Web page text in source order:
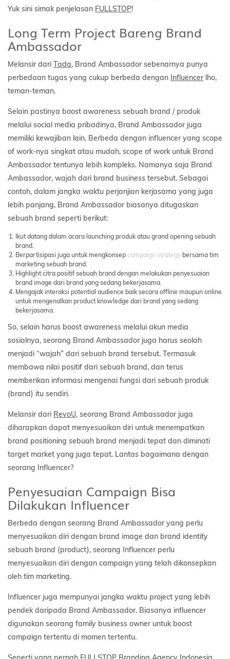
Yuk sini simak penjelasan FULLSTOP!
Long Term Project Bareng Brand
Ambassador
Melansir dari Tada, Brand Ambassador sebenarnya punya
perbedaan tugas yang cukup berbeda dengan Influencerlho,
teman-teman.
Selain pastinya boost awareness sebuah brand / produk
melalui social media pribadinya, Brand Ambassador juga
memiliki kewajiban lain. Berbeda dengan influencer yang scope
of work-nya singkat atau mudah, scope of work untuk Brand
Ambassador tentunya lebih kompleks. Namanya saja Brand
Ambassador, wajah dari brand business tersebut. Sebagai
contoh, dalam jangka waktu perjanjian kerjasama yang juga
lebih panjang, Brand Ambassador biasanya ditugaskan
sebuah brand seperti berikut:
Ikut datang dalam acara launching produk atau grand opening sebuah
brand.
Berpartisipasi juga untuk mengkonsep campaign strategy bersama tim
marketing sebuah brand.
Highlight citra positif sebuah brand dengan melakukan penyesuaian
brand image dari brand yang sedang bekerjasama.
Mengajak interaksi potential audience baik secara offline maupun online
untuk mengenalkan product knowledge dari brand yang sedang
bekerjasama.
So, selain harus boost awareness melalui akun media
sosialnya, seorang Brand Ambassador juga harus seolah
menjadi “wajah” dari sebuah brand tersebut. Termasuk
membawa nilai positif dari sebuah brand, dan terus
memberikan informasi mengenai fungsi dari sebuah produk
(brand) itu sendiri.
Melansir dari RevoU, seorang Brand Ambassador juga
diharapkan dapat menyesuaikan diri untuk menempatkan
brand positioning sebuah brand menjadi tepat dan diminati
target market yang juga tepat. Lantas bagaimana dengan
seorang Influencer?
Penyesuaian Campaign Bisa
Dilakukan Influencer
Berbeda dengan seorang Brand Ambassador yang perlu
menyesuaikan diri dengan brand image dan brand identity
sebuah brand (product), seorang Influencer perlu
menyesuaikan diri dengan campaign yang telah dikonsepkan
oleh tim marketing.
Influencer juga mempunyai jangka waktu project yang lebih
pendek daripada Brand Ambassador. Biasanya influencer
digunakan seorang family business owner untuk boost
campaign tertentu di momen tertentu.